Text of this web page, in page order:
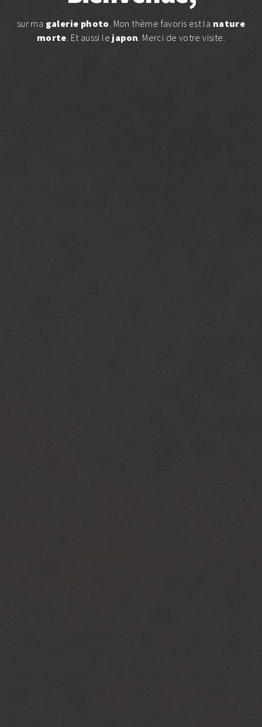
sur ma galerie photo. Mon thème favoris est la nature
morte. Et aussi le japon. Merci de votre visite.